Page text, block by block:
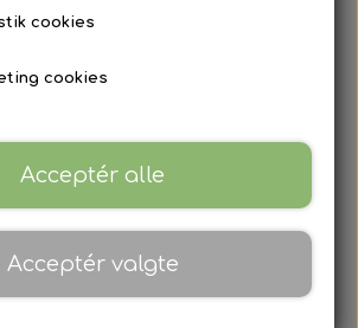
- Nøglehus
cookies
cookies
Acceptér alle
Acceptér valgte